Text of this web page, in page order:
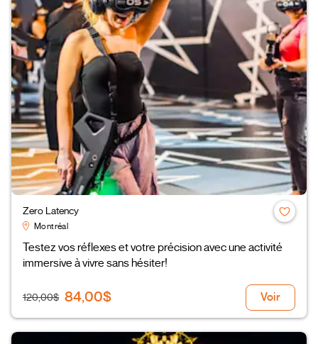
Zero Latency
Montréal
Testez vos réflexes et votre précision avec une activité
immersive à vivre sans hésiter!
120,00$ 84,00$ Voir